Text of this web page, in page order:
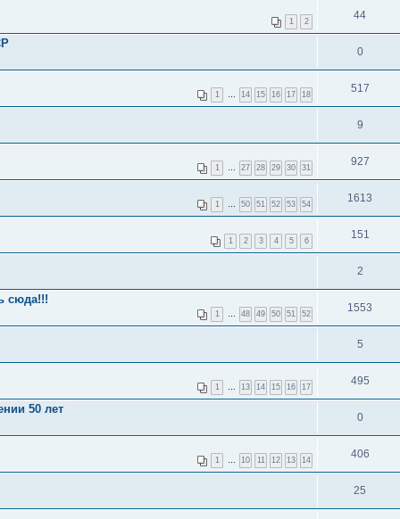
1 2 44
0
1 14 15 16 17 18 517
9
1 27 28 29 30 31 927
1 50 51 52 53 54 1613
1 2 3 4 5 6 151
2
сюда!!!
1 48 49 50 51 52 1553
5
1 13 14 15 16 17 495
50 лет
0
1 10 11 12 13 14 406
25